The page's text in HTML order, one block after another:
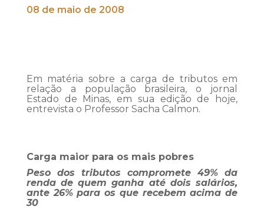
08 de maio de 2008
Em matéria sobre a carga de tributos em
relação a população brasileira, o jornal
Estado de Minas, em sua edição de hoje,
entrevista o Professor Sacha Calmon.
Carga maior para os mais pobres
Peso dos tributos compromete 49% da
renda de quem ganha até dois salários,
ante 26% para os que recebem acima de
30